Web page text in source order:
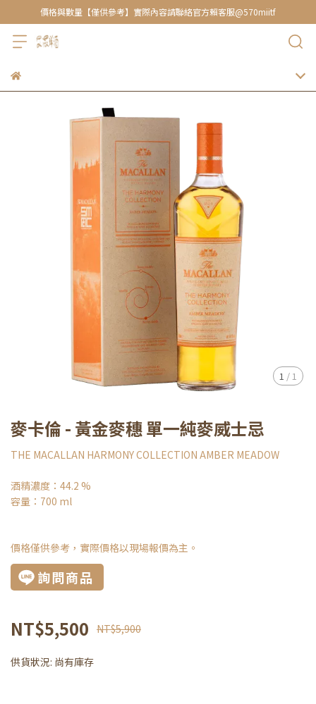
價格與數量【僅供參考】實際內容請聯絡官方賴客服@570miitf
1 / 1
麥卡倫 - 黃金麥穗 單一純麥威士忌
THE MACALLAN HARMONY COLLECTION AMBER MEADOW
酒精濃度：44.2 %
容量：700 ml
價格僅供參考，實際價格以現場報價為主。
詢問商品
NT$5,500 NT$5,900
供貨狀況: 尚有庫存